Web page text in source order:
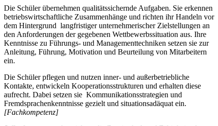
Die Schüler übernehmen qualitätssichernde Aufgaben. Sie erkennen
betriebswirtschaftliche Zusammenhänge und richten ihr Handeln vor
dem Hintergrund langfristiger unternehmerischer Zielstellungen an
den Anforderungen der gegebenen Wettbewerbssituation aus. Ihre
Kenntnisse zu Führungs- und Managementtechniken setzen sie zur
Anleitung, Führung, Motivation und Beurteilung von Mitarbeitern
ein.
Die Schüler pflegen und nutzen inner- und außerbetriebliche
Kontakte, entwickeln Kooperationsstrukturen und erhalten diese
aufrecht. Dabei setzen sie Kommunikationsstrategien und
Fremdsprachenkenntnisse gezielt und situationsadäquat ein.
[Fachkompetenz]